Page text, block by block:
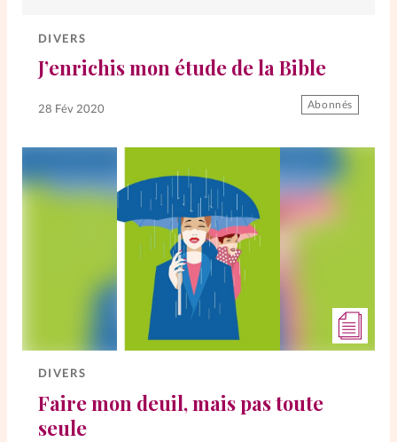
DIVERS
J’enrichis mon étude de la Bible
28 Fév 2020 Abonnés
DIVERS
Faire mon deuil, mais pas toute
seule